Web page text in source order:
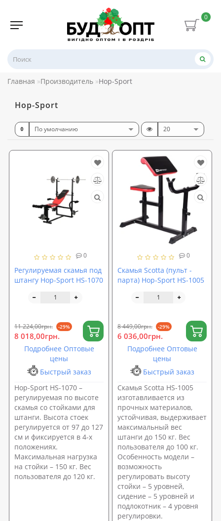
0
Главная Производитель Hop-Sport
Hop-Sport
0
Регулируемая скамья под
штангу Hop-Sport HS-1070
11 224,00грн. -29%
8 018,00грн.
Подробнее Оптовые
цены
Быстрый заказ
Hop-Sport HS-1070 –
регулируемая по высоте
скамья со стойками для
штанги. Высота стоек
регулируется от 97 до 127
см и фиксируется в 4-х
положениях.
Максимальная нагрузка
на стойки – 150 кг. Вес
пользователя до 120 кг.
0
Скамья Scotta (пульт -
парта) Hop-Sport HS-1005
8 449,00грн. -29%
6 036,00грн.
Подробнее Оптовые
цены
Быстрый заказ
Скамья Scotta HS-1005
изготавливается из
прочных материалов,
устойчивая, выдерживает
максимальный вес
штанги до 150 кг. Вес
пользователя до 100 кг.
Особенность модели –
возможность
регулировать высоту
стойки – 5 уровней,
сидение – 5 уровней и
подлокотник – 4 уровня
регулировки.